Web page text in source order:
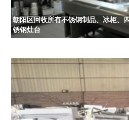
朝阳区回收所有不锈钢制品、冰柜、
锈钢灶台